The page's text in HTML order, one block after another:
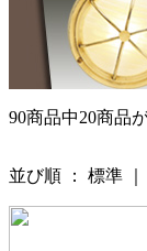
90商品中20商品
並び順 ： 標準 ｜